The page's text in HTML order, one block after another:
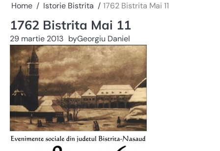
Home Istorie Bistrita 1762 Bistrita Mai 11
1762 Bistrita Mai 11
29 martie 2013 byGeorgiu Daniel